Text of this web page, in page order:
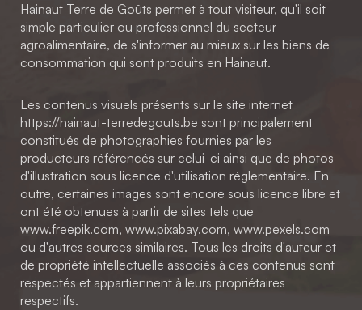
Hainaut Terre de Goûts permet à tout visiteur, qu'il soit
simple particulier ou professionnel du secteur
agroalimentaire, de s'informer au mieux sur les biens de
consommation qui sont produits en Hainaut.
Les contenus visuels présents sur le site internet
https://hainaut-terredegouts.be sont principalement
constitués de photographies fournies par les
producteurs référencés sur celui-ci ainsi que de photos
d'illustration sous licence d'utilisation réglementaire. En
outre, certaines images sont encore sous licence libre et
ont été obtenues à partir de sites tels que
www.freepik.com, www.pixabay.com, www.pexels.com
ou d'autres sources similaires. Tous les droits d'auteur et
de propriété intellectuelle associés à ces contenus sont
respectés et appartiennent à leurs propriétaires
respectifs.